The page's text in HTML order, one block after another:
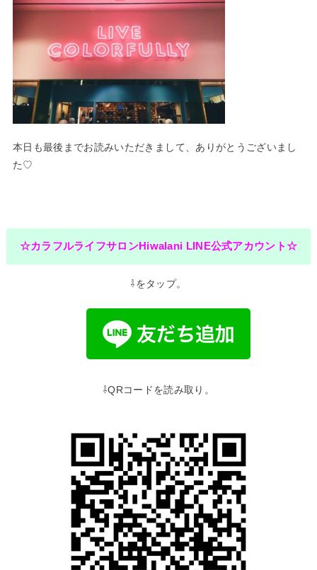
本日も最後までお読みいただきまして、ありがとうございまし
た♡
☆カラフルライフサロンHiwalani LINE公式アカウント☆
⇩をタップ。
⇩QRコードを読み取り。